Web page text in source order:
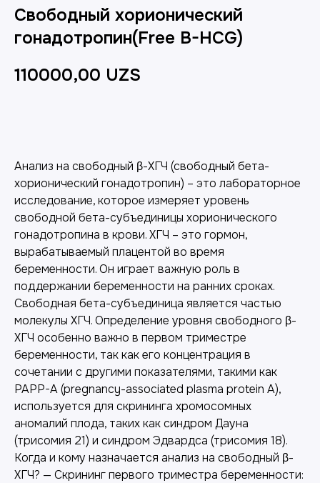
Свободный хорионический
гонадотропин(Free B-HCG)
110000,00 UZS
Анализ на свободный β-ХГЧ (свободный бета-
хорионический гонадотропин) – это лабораторное
исследование, которое измеряет уровень
свободной бета-субъединицы хорионического
гонадотропина в крови. ХГЧ – это гормон,
вырабатываемый плацентой во время
беременности. Он играет важную роль в
поддержании беременности на ранних сроках.
Свободная бета-субъединица является частью
молекулы ХГЧ. Определение уровня свободного β-
ХГЧ особенно важно в первом триместре
беременности, так как его концентрация в
сочетании с другими показателями, такими как
PAPP-A (pregnancy-associated plasma protein A),
используется для скрининга хромосомных
аномалий плода, таких как синдром Дауна
(трисомия 21) и синдром Эдвардса (трисомия 18).
Когда и кому назначается анализ на свободный β-
ХГЧ? — Скрининг первого триместра беременности: